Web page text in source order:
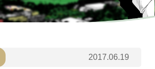
2017.06.19